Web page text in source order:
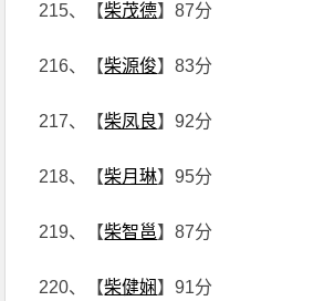
215、【柴茂德】87分
216、【柴源俊】83分
217、【柴凤良】92分
218、【柴月琳】95分
219、【柴智邕】87分
220、【柴健娴】91分